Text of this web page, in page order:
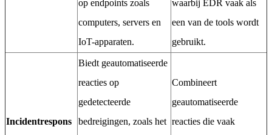
op endpoints zoals
computers, servers en
IoT-apparaten.
waarbij EDR vaak als
een van de tools wordt
gebruikt.
Incidentrespons
Biedt geautomatiseerde
reacties op
gedetecteerde
bedreigingen, zoals het
Combineert
geautomatiseerde
reacties die vaak